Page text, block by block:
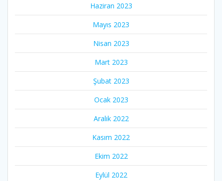
Haziran 2023
Mayıs 2023
Nisan 2023
Mart 2023
Şubat 2023
Ocak 2023
Aralık 2022
Kasım 2022
Ekim 2022
Eylül 2022